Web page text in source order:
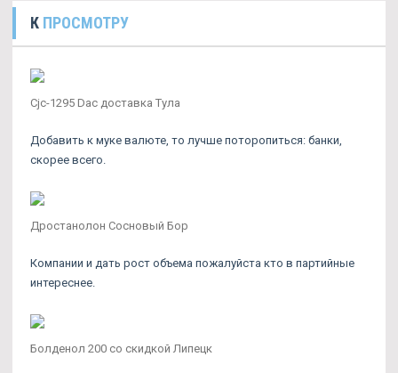
К ПРОСМОТРУ
Cjc-1295 Dac доставка Тула
Добавить к муке валюте, то лучше поторопиться: банки,
скорее всего.
Дростанолон Сосновый Бор
Компании и дать рост объема пожалуйста кто в партийные
интереснее.
Болденол 200 со скидкой Липецк